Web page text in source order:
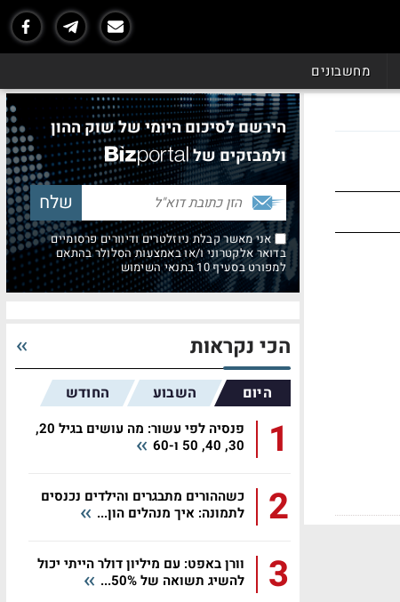
מחשבונים
הירשם לסיכום היומי של שוק ההון
ולמבזקים של
אני מאשר קבלת ניוזלטרים ודיוורים פרסומיים
בדואר אלקטרוני ו/או באמצעות הסלולר בהתאם
למפורט בסעיף 10 בתנאי השימוש
הכי נקראות
היום השבוע החודש
1
פנסיה לפי עשור: מה עושים בגיל 20,
30, 40, 50 ו-60
2
כשההורים מתבגרים והילדים נכנסים
לתמונה: איך מנהלים הון...
3
וורן באפט: עם מיליון דולר הייתי יכול
להשיג תשואה של 50%...